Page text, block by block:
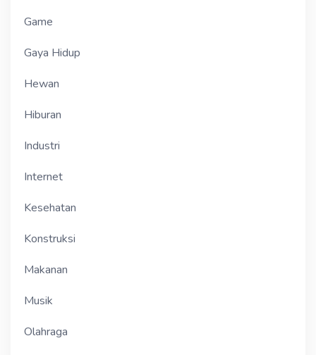
Game
Gaya Hidup
Hewan
Hiburan
Industri
Internet
Kesehatan
Konstruksi
Makanan
Musik
Olahraga